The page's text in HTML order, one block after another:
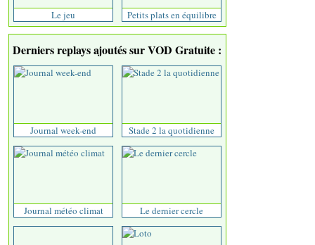
Le jeu Petits plats en équilibre
Derniers replays ajoutés sur VOD Gratuite :
Journal week-end Stade 2 la quotidienne
Journal météo climat Le dernier cercle